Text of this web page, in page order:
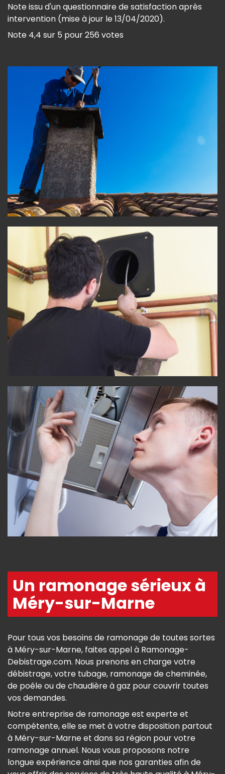
Note issu d'un questionnaire de satisfaction après
intervention (mise à jour le 13/04/2020).
Note 4,4 sur 5 pour256 votes
Un ramonage sérieux à
Méry-sur-Marne
Pour tous vos besoins de ramonage de toutes sortes
à Méry-sur-Marne, faites appel à Ramonage-
Debistrage.com. Nous prenons en charge votre
débistrage, votre tubage, ramonage de cheminée,
de poêle ou de chaudière à gaz pour couvrir toutes
vos demandes.
Notre entreprise de ramonage est experte et
compétente, elle se met à votre disposition partout
à Méry-sur-Marne et dans sa région pour votre
ramonage annuel. Nous vous proposons notre
longue expérience ainsi que nos garanties afin de